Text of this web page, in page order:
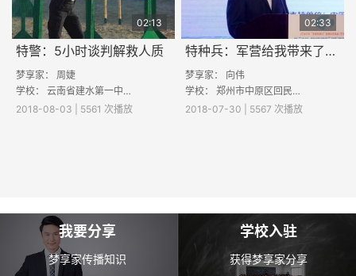
02:13
特警：5小时谈判解救人质
梦享家： 周婕
学校： 云南省建水第一中学
2018-08-03 | 5561 次播放
02:33
特种兵：军营给我带来了哪些变化？
梦享家： 向伟
学校： 郑州市中原区回民中学
2018-07-30 | 5567 次播放
我要分享
梦享家传播知识
学校入驻
获得梦享家分享